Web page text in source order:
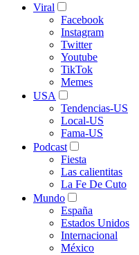
Viral
Facebook
Instagram
Twitter
Youtube
TikTok
Memes
USA
Tendencias-US
Local-US
Fama-US
Podcast
Fiesta
Las calientitas
La Fe De Cuto
Mundo
España
Estados Unidos
Internacional
México